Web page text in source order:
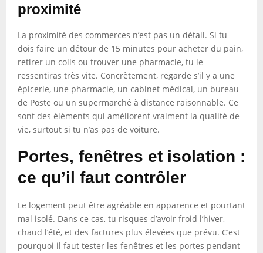
proximité
La proximité des commerces n’est pas un détail. Si tu
dois faire un détour de 15 minutes pour acheter du pain,
retirer un colis ou trouver une pharmacie, tu le
ressentiras très vite. Concrètement, regarde s’il y a une
épicerie, une pharmacie, un cabinet médical, un bureau
de Poste ou un supermarché à distance raisonnable. Ce
sont des éléments qui améliorent vraiment la qualité de
vie, surtout si tu n’as pas de voiture.
Portes, fenêtres et isolation :
ce qu’il faut contrôler
Le logement peut être agréable en apparence et pourtant
mal isolé. Dans ce cas, tu risques d’avoir froid l’hiver,
chaud l’été, et des factures plus élevées que prévu. C’est
pourquoi il faut tester les fenêtres et les portes pendant